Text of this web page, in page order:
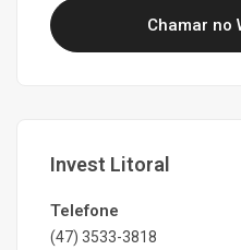
Chamar no
Invest Litoral
Telefone
(47) 3533-3818